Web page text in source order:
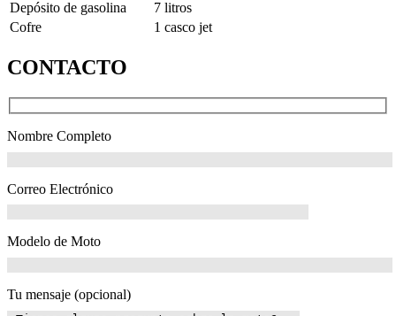
Depósito de gasolina
7 litros
Cofre
1 casco jet
CONTACTO
Nombre Completo
Correo Electrónico
Modelo de Moto
Tu mensaje (opcional)